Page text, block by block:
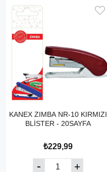
KANEX ZIMBA NR-10 KIRMIZI
BLİSTER - 20SAYFA
₺229,99